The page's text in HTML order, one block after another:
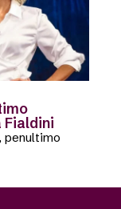
Fialdini
penultimo